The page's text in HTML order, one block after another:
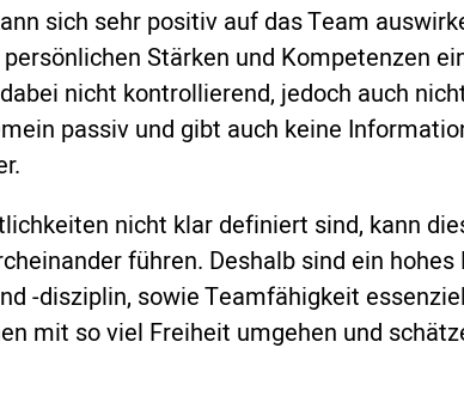
sich sehr positiv auf das Team
Stärken und Kompetenzen
nicht kontrollierend, jedoch auch
passiv und gibt auch keine
nicht klar definiert sind, kann
führen. Deshalb sind ein hohes
-disziplin, sowie Teamfähigkeit
mit so viel Freiheit umgehen und